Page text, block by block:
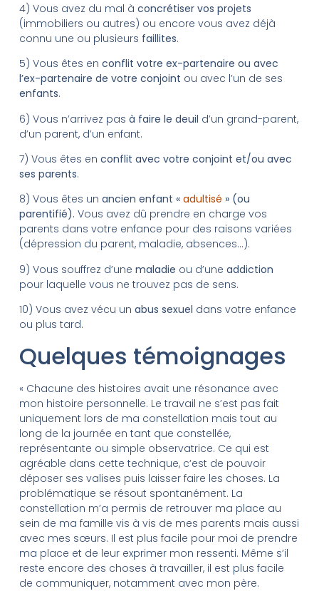
4) Vous avez du mal à concrétiser vos projets
(immobiliers ou autres) ou encore vous avez déjà
connu une ou plusieurs faillites.
5) Vous êtes en conflit votre ex-partenaire ou avec
l’ex-partenaire de votre conjoint ou avec l’un de ses
enfants.
6) Vous n’arrivez pas à faire le deuil d’un grand-parent,
d’un parent, d’un enfant.
7) Vous êtes en conflit avec votre conjoint et/ou avec
ses parents.
8) Vous êtes un ancien enfant « adultisé » (ou
parentifié). Vous avez dû prendre en charge vos
parents dans votre enfance pour des raisons variées
(dépression du parent, maladie, absences…).
9) Vous souffrez d’une maladie ou d’une addiction
pour laquelle vous ne trouvez pas de sens.
10) Vous avez vécu un abus sexuel dans votre enfance
ou plus tard.
Quelques témoignages
« Chacune des histoires avait une résonance avec
mon histoire personnelle. Le travail ne s’est pas fait
uniquement lors de ma constellation mais tout au
long de la journée en tant que constellée,
représentante ou simple observatrice. Ce qui est
agréable dans cette technique, c‘est de pouvoir
déposer ses valises puis laisser faire les choses. La
problématique se résout spontanément. La
constellation m’a permis de retrouver ma place au
sein de ma famille vis à vis de mes parents mais aussi
avec mes sœurs. Il est plus facile pour moi de prendre
ma place et de leur exprimer mon ressenti. Même s’il
reste encore des choses à travailler, il est plus facile
de communiquer, notamment avec mon père.